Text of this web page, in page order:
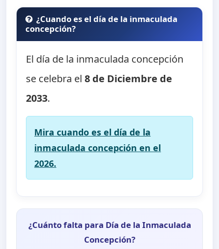
¿Cuando es el día de la inmaculada
concepción?
El día de la inmaculada concepción
se celebra el8 de Diciembre de
2033.
Mira cuando es el día de la
inmaculada concepción en el
2026.
¿Cuánto falta para Día de la Inmaculada
Concepción?